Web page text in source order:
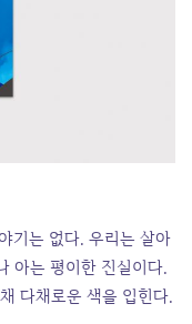
기는 없다. 우리는 살아
아는 평이한 진실이다.
다채로운 색을 입힌다.